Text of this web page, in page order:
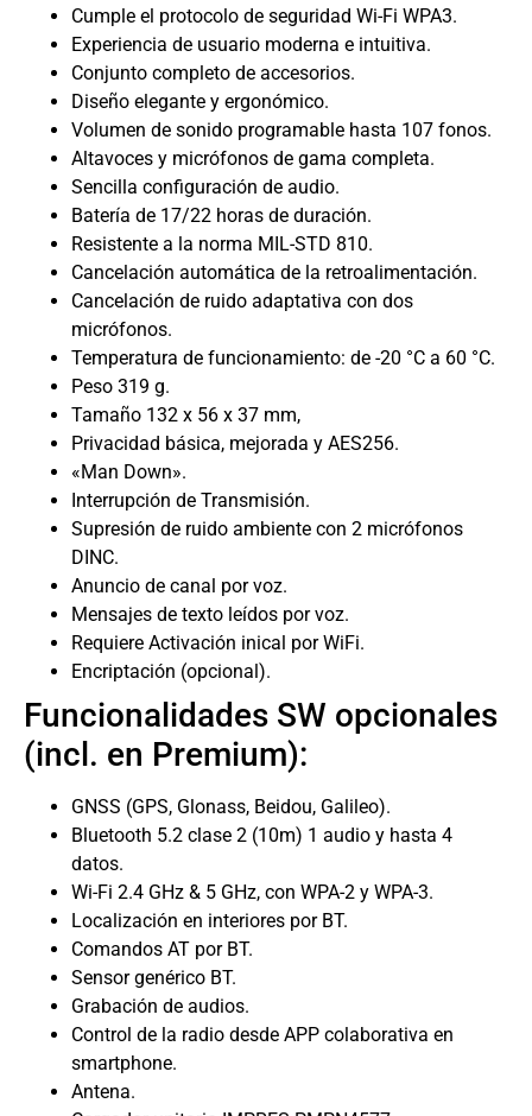
Cumple el protocolo de seguridad Wi-Fi WPA3.
Experiencia de usuario moderna e intuitiva.
Conjunto completo de accesorios.
Diseño elegante y ergonómico.
Volumen de sonido programable hasta 107 fonos.
Altavoces y micrófonos de gama completa.
Sencilla configuración de audio.
Batería de 17/22 horas de duración.
Resistente a la norma MIL-STD 810.
Cancelación automática de la retroalimentación.
Cancelación de ruido adaptativa con dos
micrófonos.
Temperatura de funcionamiento: de -20 °C a 60 °C.
Peso 319 g.
Tamaño 132 x 56 x 37 mm,
Privacidad básica, mejorada y AES256.
«Man Down».
Interrupción de Transmisión.
Supresión de ruido ambiente con 2 micrófonos
DINC.
Anuncio de canal por voz.
Mensajes de texto leídos por voz.
Requiere Activación inical por WiFi.
Encriptación (opcional).
Funcionalidades SW opcionales
(incl. en Premium):
GNSS (GPS, Glonass, Beidou, Galileo).
Bluetooth 5.2 clase 2 (10m) 1 audio y hasta 4
datos.
Wi-Fi 2.4 GHz & 5 GHz, con WPA-2 y WPA-3.
Localización en interiores por BT.
Comandos AT por BT.
Sensor genérico BT.
Grabación de audios.
Control de la radio desde APP colaborativa en
smartphone.
Antena.